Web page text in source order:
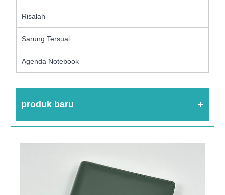
Risalah
Sarung Tersuai
Agenda Notebook
produk baru